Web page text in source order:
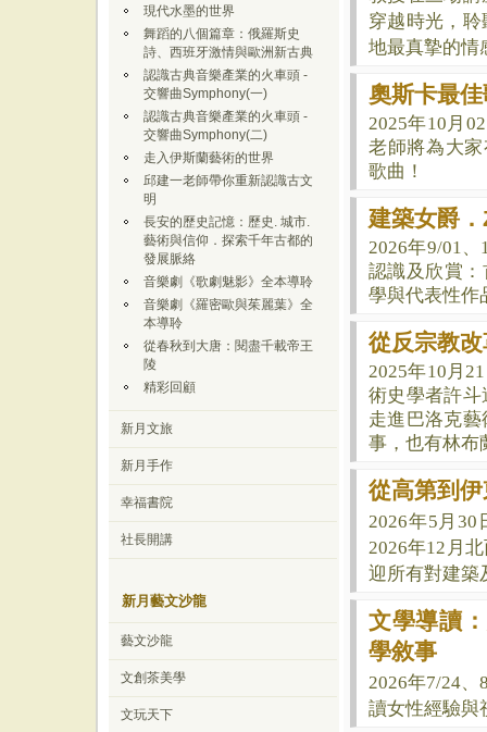
現代水墨的世界
舞蹈的八個篇章：俄羅斯史
詩、西班牙激情與歐洲新古典
認識古典音樂產業的火車頭 -
交響曲Symphony(一)
認識古典音樂產業的火車頭 -
交響曲Symphony(二)
走入伊斯蘭藝術的世界
邱建一老師帶你重新認識古文
明
長安的歷史記憶：歷史. 城市.
藝術與信仰．探索千年古都的
發展脈絡
音樂劇《歌劇魅影》全本導聆
音樂劇《羅密歐與茱麗葉》全
本導聆
從春秋到大唐：閱盡千載帝王
陵
精彩回顧
新月文旅
新月手作
幸福書院
社長開講
新月藝文沙龍
藝文沙龍
文創茶美學
文玩天下
穿越時光，
地最真摯的情
奧斯卡最
2025年10月
老師將為大
歌曲！
建築女爵
2026年9/01
認識及欣賞：
學與代表性作
從反宗教
2025年10月
術史學者許
走進巴洛克
事，也有林布
從高第到
2026年5月30
2026年12月
迎所有對建築
文學導讀
學敘事
2026年7/24
讀女性經驗與